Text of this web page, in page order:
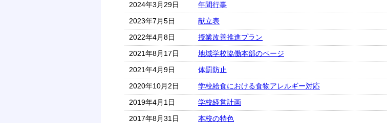
2024年3月29日
年間行事
2023年7月5日
献立表
2022年4月8日
授業改善推進プラン
2021年8月17日
地域学校協働本部のページ
2021年4月9日
体罰防止
2020年10月2日
学校給食における食物アレルギー対応
2019年4月1日
学校経営計画
2017年8月31日
本校の特色